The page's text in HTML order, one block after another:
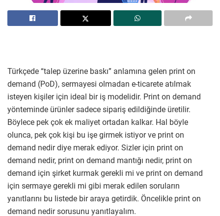
Türkçede “talep üzerine baskı” anlamına gelen print on
demand (PoD), sermayesi olmadan e-ticarete atılmak
isteyen kişiler için ideal bir iş modelidir. Print on demand
yönteminde ürünler sadece sipariş edildiğinde üretilir.
Böylece pek çok ek maliyet ortadan kalkar. Hal böyle
olunca, pek çok kişi bu işe girmek istiyor ve print on
demand nedir diye merak ediyor. Sizler için print on
demand nedir, print on demand mantığı nedir, print on
demand için şirket kurmak gerekli mi ve print on demand
için sermaye gerekli mi gibi merak edilen soruların
yanıtlarını bu listede bir araya getirdik. Öncelikle print on
demand nedir sorusunu yanıtlayalım.